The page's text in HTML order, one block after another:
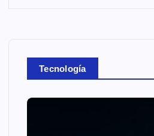
Tecnología